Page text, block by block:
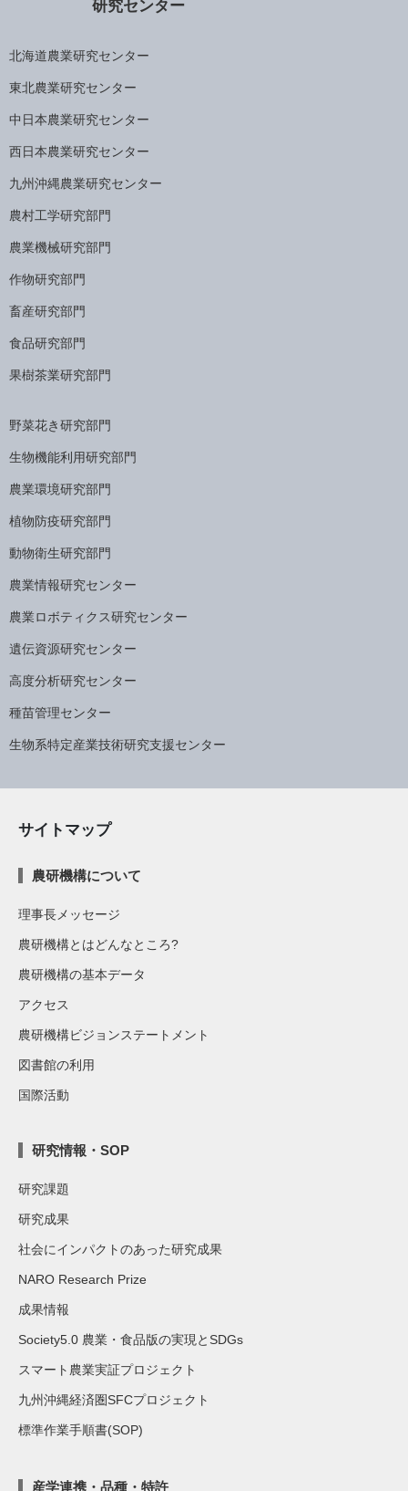
研究センター
北海道農業研究センター
東北農業研究センター
中日本農業研究センター
西日本農業研究センター
九州沖縄農業研究センター
農村工学研究部門
農業機械研究部門
作物研究部門
畜産研究部門
食品研究部門
果樹茶業研究部門
野菜花き研究部門
生物機能利用研究部門
農業環境研究部門
植物防疫研究部門
動物衛生研究部門
農業情報研究センター
農業ロボティクス研究センター
遺伝資源研究センター
高度分析研究センター
種苗管理センター
生物系特定産業技術研究支援センター
サイトマップ
農研機構について
理事長メッセージ
農研機構とはどんなところ?
農研機構の基本データ
アクセス
農研機構ビジョンステートメント
図書館の利用
国際活動
研究情報・SOP
研究課題
研究成果
社会にインパクトのあった研究成果
NARO Research Prize
成果情報
Society5.0 農業・食品版の実現とSDGs
スマート農業実証プロジェクト
九州沖縄経済圏SFCプロジェクト
標準作業手順書(SOP)
産学連携・品種・特許